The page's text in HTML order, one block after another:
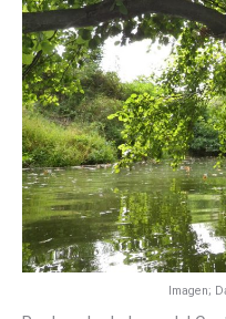
Imagen;